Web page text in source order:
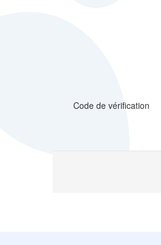
Code de vérification